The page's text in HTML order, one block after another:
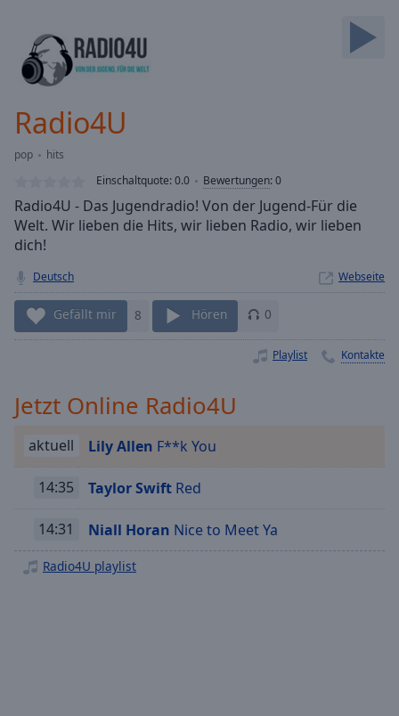
Forward
Mute
Current
Loaded:
Stream
TypeLIVE
Seek to
currently
behind
liveLIVE
Remaining
Time-
Playback
Chapters
Descriptions
descriptions
Radio4U
pop
hits
Einschaltquote:0.0 Bewertungen:0
Radio4U - Das Jugendradio! Von der Jugend-Für die
Welt. Wir lieben die Hits, wir lieben Radio, wir lieben
dich!
Deutsch Webseite
Gefällt mir 8 Hören 0
Playlist Kontakte
Jetzt Online Radio4U
aktuell Lily Allen F**k You
14:35 Taylor Swift Red
14:31 Niall Horan Nice to Meet Ya
Radio4U playlist